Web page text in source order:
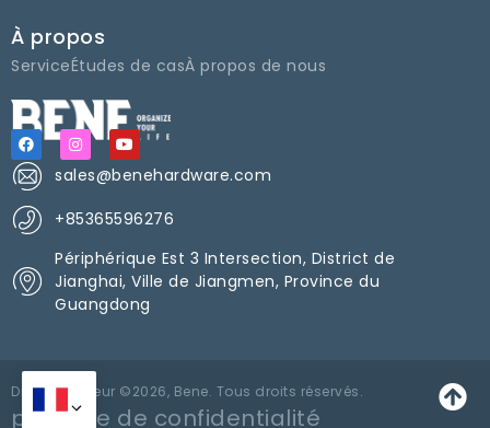
À propos
ServiceÉtudes de casÀ propos de nous
sales@benehardware.com
+85365596276
Périphérique Est 3 Intersection, District de
Jianghai, Ville de Jiangmen, Province du
Guangdong
Droits d'auteur ©2026, Bene. Tous droits réservés.
politique de confidentialité